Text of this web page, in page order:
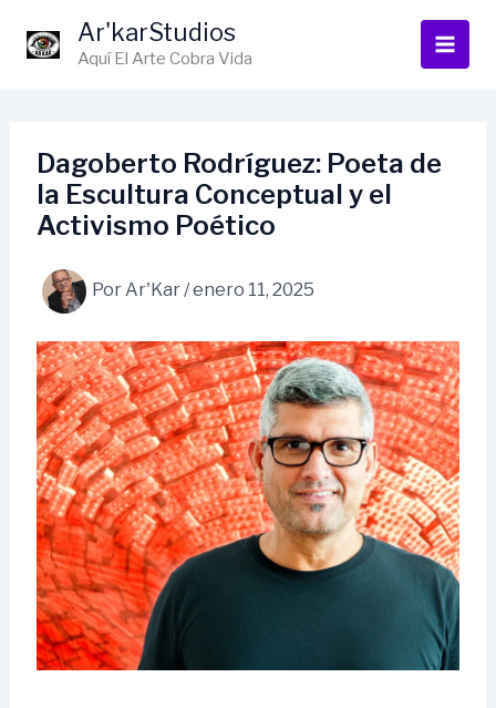
contenido
Ar'karStudios
Aquí El Arte Cobra Vida
Dagoberto Rodríguez: Poeta de
la Escultura Conceptual y el
Activismo Poético
PorAr'Kar/enero 11, 2025